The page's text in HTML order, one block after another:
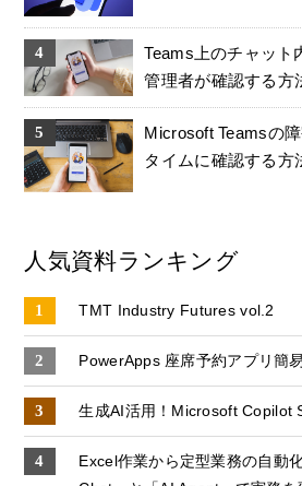
Teams上のチャット
管理者が確認する方
Microsoft Teamsの
タイムに確認する方
人気資料ランキング
TMT Industry Futures vol.2
PowerApps 座席予約アプリ簡
生成AI活用！Microsoft Copilot
Excel作業から定型業務の自動